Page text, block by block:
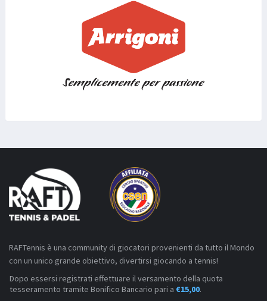
RAFTennis è una community di giocatori provenienti da tutto il Mondo
con un unico grande obiettivo, divertirsi giocando a tennis!
Dopo essersi registrati effettuare il versamento della quota
tesseramento tramite Bonifico Bancario pari a €15,00.